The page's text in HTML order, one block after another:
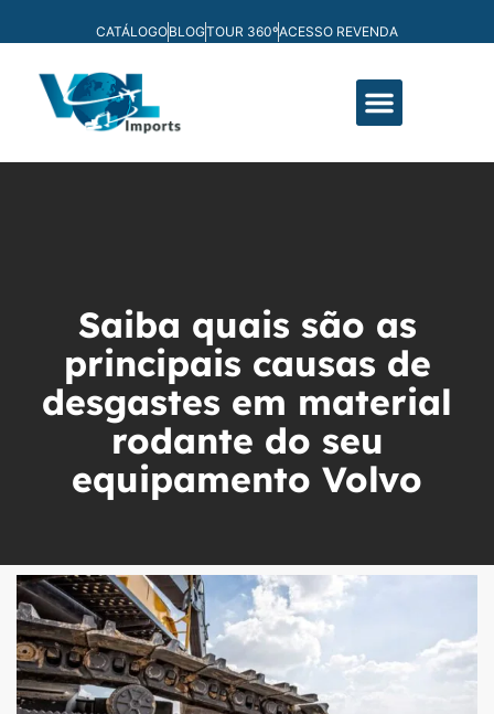
CATÁLOGOBLOGTOUR 360ºACESSO REVENDA
Saiba quais são as
principais causas de
desgastes em material
rodante do seu
equipamento Volvo